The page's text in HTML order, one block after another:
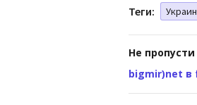
Теги:
Не
bigmir)net в